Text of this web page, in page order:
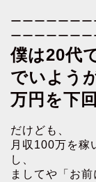
ーーーーーー
ーーーーーーー
僕は20代
でいよう
万円を下
だけども、
月収100万を稼
し、
ましてや「お